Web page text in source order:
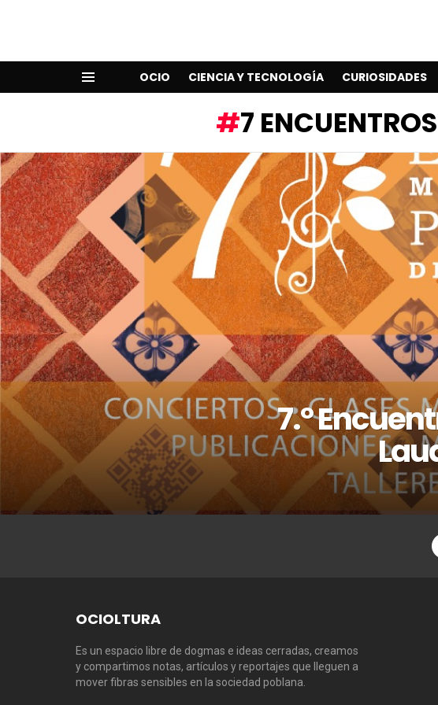
OCIO CIENCIA Y TECNOLOGÍA CURIOSIDADES
7
7.º
OCIOLTURA
Es un espacio libre de dogmas e ideas cerradas, creamos
y compartimos notas, artículos y reportajes que lleguen a
mover fibras sensibles en la sociedad poblana.